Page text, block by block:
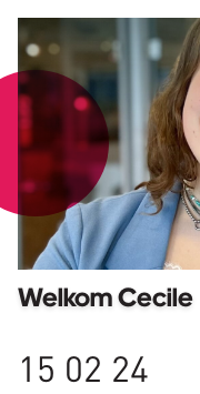
Welkom Cecile
15 02 24